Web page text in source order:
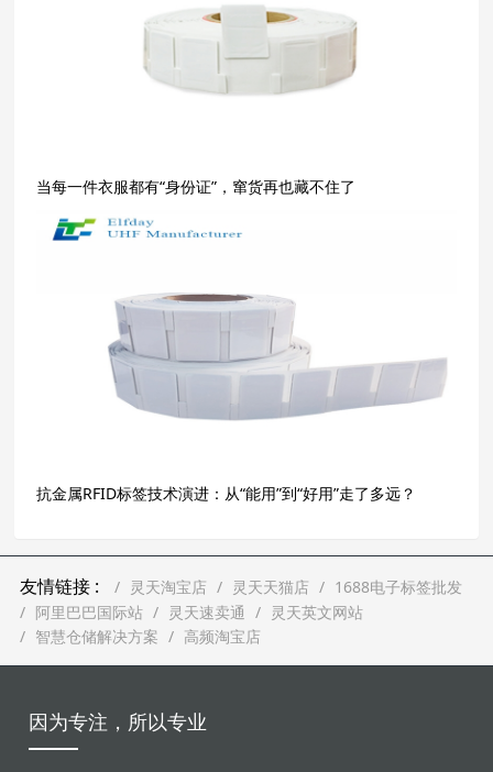
当每一件衣服都有“身份证”，窜货再也藏不住了
抗金属RFID标签技术演进：从“能用”到“好用”走了多远？
友情链接 : 灵天淘宝店 灵天天猫店
1688电子标签批发
阿里巴巴国际站
灵天速卖通
灵天英文网站
智慧仓储解决方案
高频淘宝店
因为专注，所以专业